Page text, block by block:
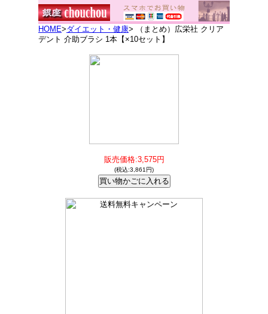
HOME>ダイエット・健康> （まとめ）広栄社 クリア
デント 介助ブラシ 1本【×10セット】
販売価格:3,575円
(税込:3,861円)